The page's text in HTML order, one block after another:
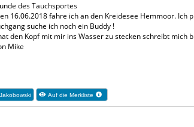
des Tauchsportes
16.06.2018 fahre ich an den Kreidesee Hemmoor.
suche ich noch ein Buddy !
den Kopf mit mir ins Wasser zu stecken schreibt mich
Mike
Auf die Merkliste